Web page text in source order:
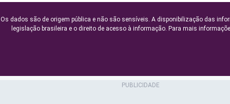
Os dados são de origem pública e não são sensíveis. A disponibilização das
legislação brasileira e o direito de acesso à informação. Para mais